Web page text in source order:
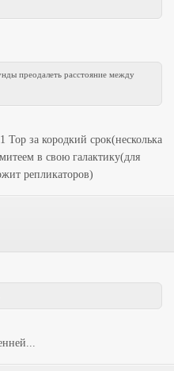
преодалеть расстояние между
за кородкий срок(несколька
в свою галактику(для
репликаторов)